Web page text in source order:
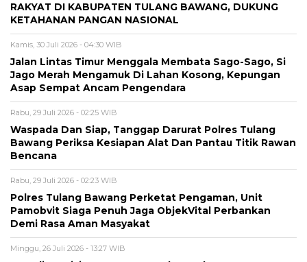
RAKYAT DI KABUPATEN TULANG BAWANG, DUKUNG
KETAHANAN PANGAN NASIONAL
Kamis, 30 Juli 2026 - 04:30 WIB
Jalan Lintas Timur Menggala Membata Sago-Sago, Si
Jago Merah Mengamuk Di Lahan Kosong, Kepungan
Asap Sempat Ancam Pengendara
Rabu, 29 Juli 2026 - 02:25 WIB
Waspada Dan Siap, Tanggap Darurat Polres Tulang
Bawang Periksa Kesiapan Alat Dan Pantau Titik Rawan
Bencana
Rabu, 29 Juli 2026 - 02:23 WIB
Polres Tulang Bawang Perketat Pengaman, Unit
Pamobvit Siaga Penuh Jaga ObjekVital Perbankan
Demi Rasa Aman Masyakat
Minggu, 26 Juli 2026 - 13:27 WIB